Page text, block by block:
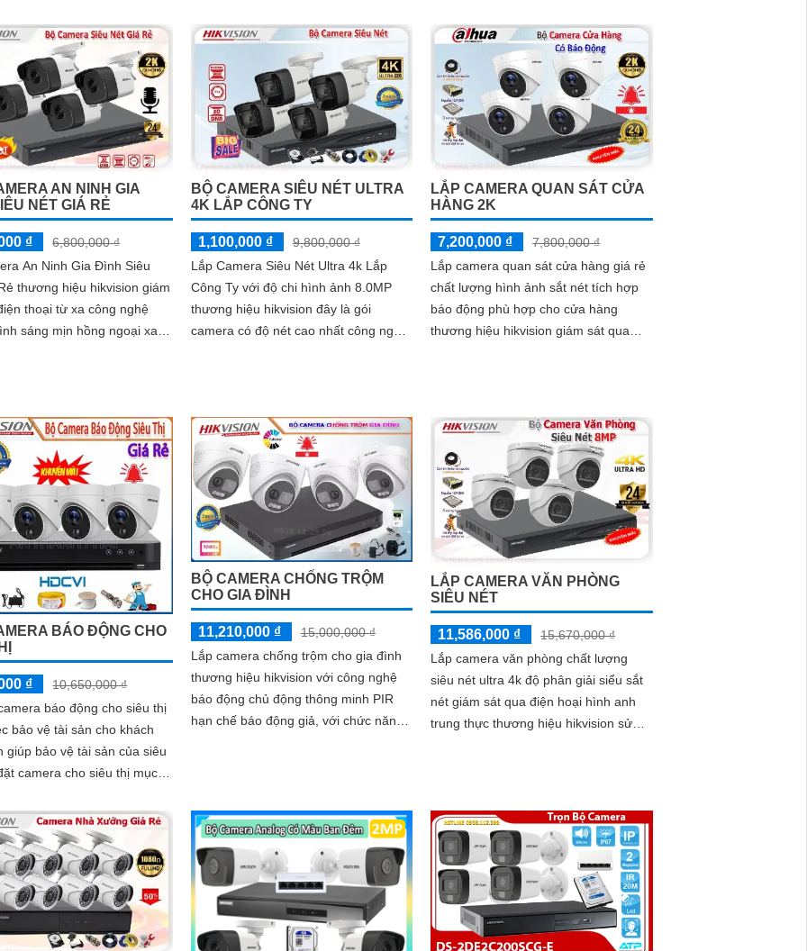
AN NINH GIA
NÉT GIÁ RẺ
₫
6,800,000 ₫
An Ninh Gia Đình Siêu
thương hiệu hikvision giám
thoại từ xa công nghệ
sáng mịn hồng ngoại xa
BỘ CAMERA SIÊU NÉT ULTRA
4K LẮP CÔNG TY
1,100,000 ₫
9,800,000 ₫
Lắp Camera Siêu Nét Ultra 4k Lắp
Công Ty với độ chi hình ảnh 8.0MP
thương hiệu hikvision đây là gói
camera có độ nét cao nhất công nghệ
LẮP CAMERA QUAN SÁT CỬA
HÀNG 2K
7,200,000 ₫
7,800,000 ₫
Lắp camera quan sát cửa hàng giá rẻ
chất lượng hình ảnh sắt nét tích hợp
báo động phù hợp cho cửa hàng
thương hiệu hikvision giám sát qua
BÁO ĐỘNG CHO
₫
10,650,000 ₫
báo động cho siêu thị
bảo vệ tài sản cho khách
giúp bảo vệ tài sản của siêu
BỘ CAMERA CHỐNG TRỘM
CHO GIA ĐÌNH
11,210,000 ₫
15,000,000 ₫
Lắp camera chống trộm cho gia đình
thương hiệu hikvision với công nghệ
báo động chủ động thông minh PIR
hạn chế báo động giả, với chức năng
LẮP CAMERA VĂN PHÒNG
SIÊU NÉT
11,586,000 ₫
15,670,000 ₫
Lắp camera văn phòng chất lượng
siêu nét ultra 4k độ phân giải siểu sắt
nét giám sát qua điện hoại hình anh
trung thực thương hiệu hikvision sử